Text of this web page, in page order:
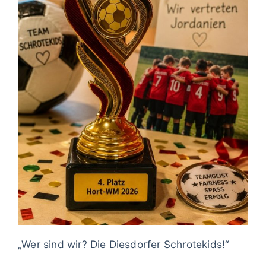
„Wer sind wir? Die Diesdorfer Schrotekids!“